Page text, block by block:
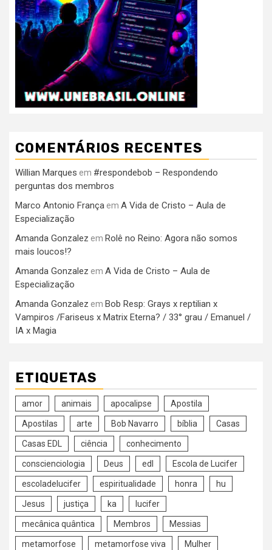
COMENTÁRIOS RECENTES
Willian Marques em #respondebob – Respondendo
perguntas dos membros
Marco Antonio França em A Vida de Cristo – Aula de
Especialização
Amanda Gonzalez em Rolê no Reino: Agora não somos
mais loucos!?
Amanda Gonzalez em A Vida de Cristo – Aula de
Especialização
Amanda Gonzalez em Bob Resp: Grays x reptilian x
Vampiros /Fariseus x Matrix Eterna? / 33° grau / Emanuel /
IA x Magia
ETIQUETAS
amor animais apocalipse Apostila
Apostilas arte Bob Navarro bíblia Casas
Casas EDL ciência conhecimento
conscienciologia Deus edl Escola de Lucifer
escoladelucifer espiritualidade honra hu
Jesus justiça ka lucifer
mecânica quântica Membros Messias
metamorfose metamorfose viva Mulher